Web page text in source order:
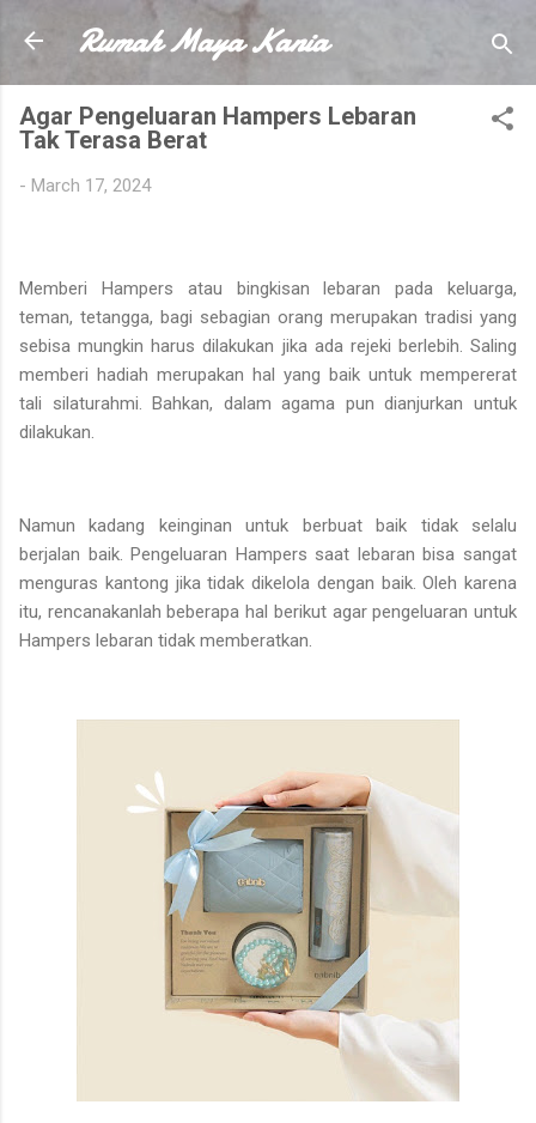
Skip to main content
Rumah Maya Kania
Agar Pengeluaran Hampers Lebaran
Tak Terasa Berat
- March 17, 2024
Memberi Hampers atau bingkisan lebaran pada keluarga,
teman, tetangga, bagi sebagian orang merupakan tradisi yang
sebisa mungkin harus dilakukan jika ada rejeki berlebih. Saling
memberi hadiah merupakan hal yang baik untuk mempererat
tali silaturahmi. Bahkan, dalam agama pun dianjurkan untuk
dilakukan.
Namun kadang keinginan untuk berbuat baik tidak selalu
berjalan baik. Pengeluaran Hampers saat lebaran bisa sangat
menguras kantong jika tidak dikelola dengan baik. Oleh karena
itu, rencanakanlah beberapa hal berikut agar pengeluaran untuk
Hampers lebaran tidak memberatkan.